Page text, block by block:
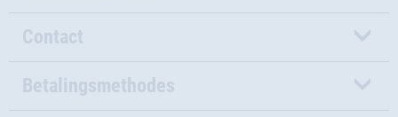
Contact
Betalingsmethodes